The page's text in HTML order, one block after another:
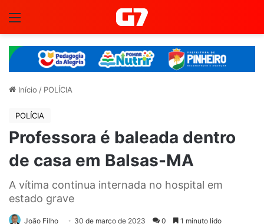
Início / POLÍCIA
POLÍCIA
Professora é baleada dentro
de casa em Balsas-MA
A vítima continua internada no hospital em
estado grave
João Filho 30 de março de 2023 0 1 minuto lido